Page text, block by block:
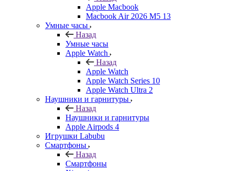
Apple Macbook
Macbook Air 2026 M5 13
Умные часы
Назад
Умные часы
Apple Watch
Назад
Apple Watch
Apple Watch Series 10
Apple Watch Ultra 2
Наушники и гарнитуры
Назад
Наушники и гарнитуры
Apple Airpods 4
Игрушки Labubu
Смартфоны
Назад
Смартфоны